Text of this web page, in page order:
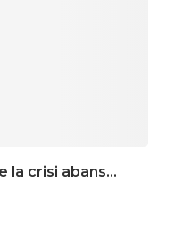
la crisi abans...